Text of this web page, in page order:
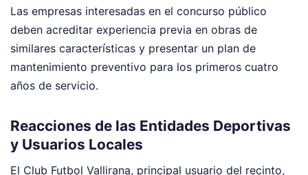
Las empresas interesadas en el concurso público
deben acreditar experiencia previa en obras de
similares características y presentar un plan de
mantenimiento preventivo para los primeros cuatro
años de servicio.
Reacciones de las Entidades Deportivas
y Usuarios Locales
El Club Futbol Vallirana, principal usuario del recinto,